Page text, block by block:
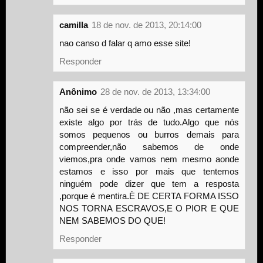
camilla 18 de nov. de 2013, 20:14:00
nao canso d falar q amo esse site!
Responder
Anônimo 28 de nov. de 2013, 13:34:00
não sei se é verdade ou não ,mas certamente
existe algo por trás de tudo.Algo que nós
somos pequenos ou burros demais para
compreender,não sabemos de onde
viemos,pra onde vamos nem mesmo aonde
estamos e isso por mais que tentemos
ninguém pode dizer que tem a resposta
,porque é mentira.È DE CERTA FORMA ISSO
NOS TORNA ESCRAVOS,E O PIOR E QUE
NEM SABEMOS DO QUE!
Responder